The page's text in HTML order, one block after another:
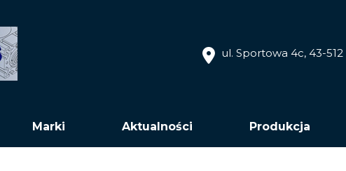
ul. Sportowa 4c, 43-
Marki Aktualności Produkcja